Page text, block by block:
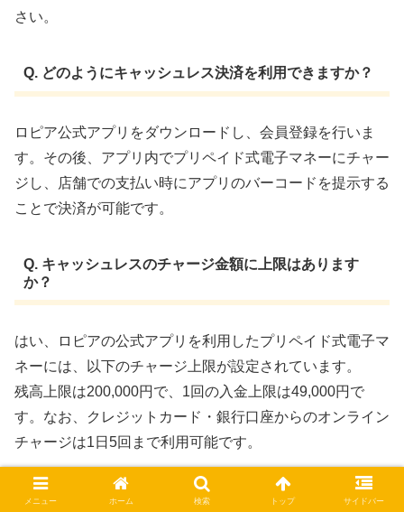
さい。
Q. どのようにキャッシュレス決済を利用できますか？
ロピア公式アプリをダウンロードし、会員登録を行いま
す。その後、アプリ内でプリペイド式電子マネーにチャー
ジし、店舗での支払い時にアプリのバーコードを提示する
ことで決済が可能です。 ​
Q. キャッシュレスのチャージ金額に上限はあります
か？
はい、ロピアの公式アプリを利用したプリペイド式電子マ
ネーには、以下のチャージ上限が設定されています。
残高上限は200,000円で、1回の入金上限は49,000円で
す。なお、クレジットカード・銀行口座からのオンライン
チャージは1日5回まで利用可能です。
Q. 店内のデザインはどのような特徴がありますか？
メニュー ホーム 検索 トップ サイドバー